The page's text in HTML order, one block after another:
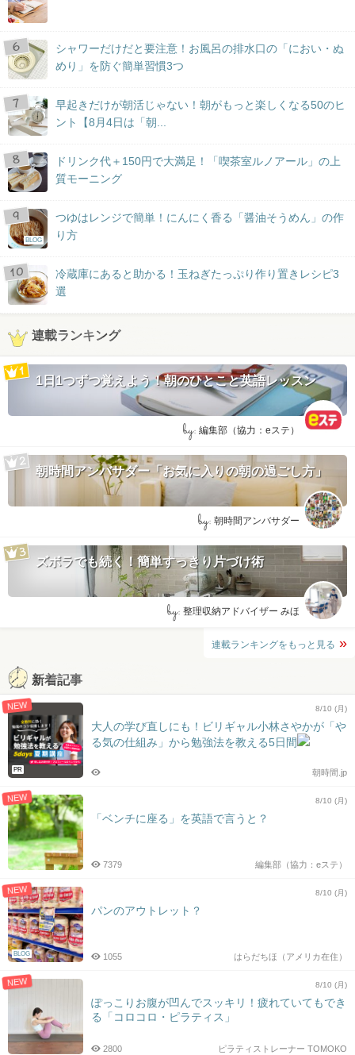
シャワーだけだと要注意！お風呂の排水口の「におい・ぬ
めり」を防ぐ簡単習慣3つ
早起きだけが朝活じゃない！朝がもっと楽しくなる50のヒ
ント【8月4日は「朝...
ドリンク代＋150円で大満足！「喫茶室ルノアール」の上
質モーニング
BLOG
つゆはレンジで簡単！にんにく香る「醤油そうめん」の作
り方
冷蔵庫にあると助かる！玉ねぎたっぷり作り置きレシピ3
選
連載ランキング
1日1つずつ覚えよう！朝のひとこと英語レッスン
by: 編集部（協力：eステ）
朝時間アンバサダー「お気に入りの朝の過ごし方」
by: 朝時間アンバサダー
ズボラでも続く！簡単すっきり片づけ術
by: 整理収納アドバイザー みほ
連載ランキングをもっと見る
新着記事
NEW
PR
8/10 (月)
大人の学び直しにも！ビリギャル小林さやかが「や
る気の仕組み」から勉強法を教える5日間
朝時間.jp
NEW 8/10 (月)
「ベンチに座る」を英語で言うと？
編集部（協力：eステ）
7379
NEW
BLOG
8/10 (月)
パンのアウトレット？
はらだちほ（アメリカ在住）
1055
NEW 8/10 (月)
ぽっこりお腹が凹んでスッキリ！疲れていてもでき
る「コロコロ・ピラティス」
ピラティストレーナー TOMOKO
2800